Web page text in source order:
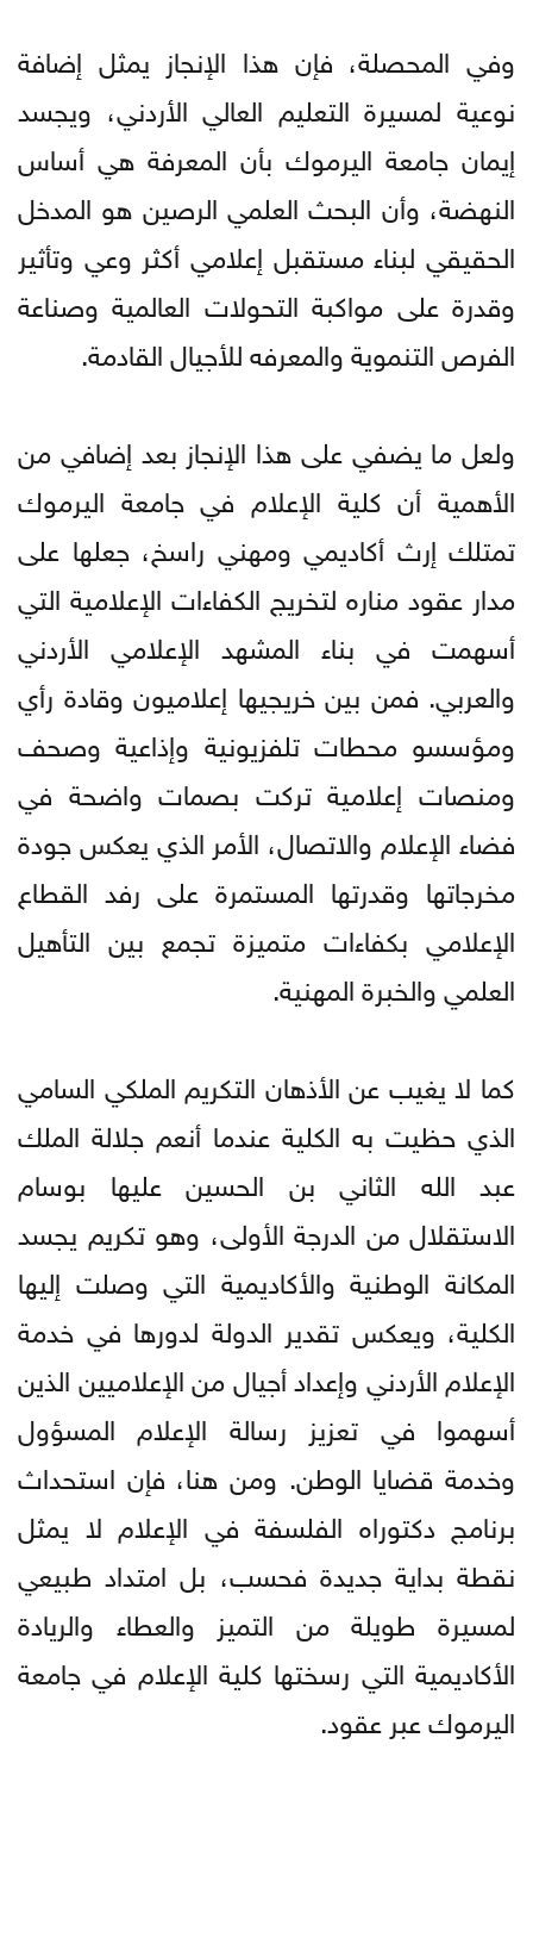
وفي المحصلة، فإن هذا الإنجاز يمثل إضافة
نوعية لمسيرة التعليم العالي الأردني، ويجسد
إيمان جامعة اليرموك بأن المعرفة هي أساس
النهضة، وأن البحث العلمي الرصين هو المدخل
الحقيقي لبناء مستقبل إعلامي أكثر وعي وتأثير
وقدرة على مواكبة التحولات العالمية وصناعة
الفرص التنموية والمعرفه للأجيال القادمة.
ولعل ما يضفي على هذا الإنجاز بعد إضافي من
الأهمية أن كلية الإعلام في جامعة اليرموك
تمتلك إرث أكاديمي ومهني راسخ، جعلها على
مدار عقود مناره لتخريج الكفاءات الإعلامية التي
أسهمت في بناء المشهد الإعلامي الأردني
والعربي. فمن بين خريجيها إعلاميون وقادة رأي
ومؤسسو محطات تلفزيونية وإذاعية وصحف
ومنصات إعلامية تركت بصمات واضحة في
فضاء الإعلام والاتصال، الأمر الذي يعكس جودة
مخرجاتها وقدرتها المستمرة على رفد القطاع
الإعلامي بكفاءات متميزة تجمع بين التأهيل
العلمي والخبرة المهنية.
كما لا يغيب عن الأذهان التكريم الملكي السامي
الذي حظيت به الكلية عندما أنعم جلالة الملك
عبد الله الثاني بن الحسين عليها بوسام
الاستقلال من الدرجة الأولى، وهو تكريم يجسد
المكانة الوطنية والأكاديمية التي وصلت إليها
الكلية، ويعكس تقدير الدولة لدورها في خدمة
الإعلام الأردني وإعداد أجيال من الإعلاميين الذين
أسهموا في تعزيز رسالة الإعلام المسؤول
وخدمة قضايا الوطن. ومن هنا، فإن استحداث
برنامج دكتوراه الفلسفة في الإعلام لا يمثل
نقطة بداية جديدة فحسب، بل امتداد طبيعي
لمسيرة طويلة من التميز والعطاء والريادة
الأكاديمية التي رسختها كلية الإعلام في جامعة
اليرموك عبر عقود.